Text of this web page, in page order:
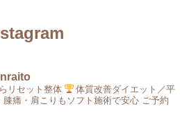
リセット整体
体質改善ダイエット／平
膝痛・肩こりもソフト施術で安心 ご予約